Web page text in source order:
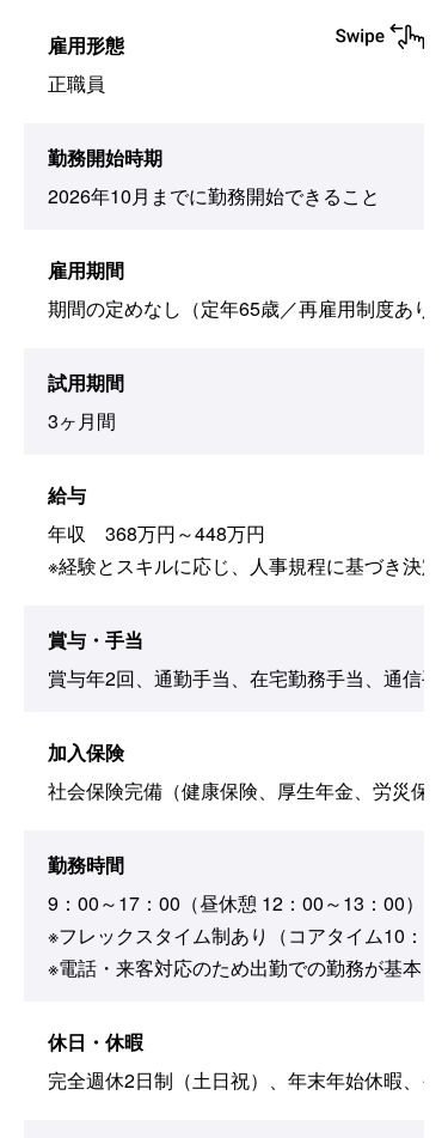
雇用形態
正職員
勤務開始時期
2026年10月までに勤務開始できること
雇用期間
期間の定めなし（定年65歳／再雇用制度あり）
試用期間
3ヶ月間
給与
年収 368万円～448万円
※経験とスキルに応じ、人事規程に基づき決定
賞与・手当
賞与年2回、通勤手当、在宅勤務手当、通信
加入保険
社会保険完備（健康保険、厚生年金、労災保
勤務時間
9：00～17：00（昼休憩 12：00～13：00）
※フレックスタイム制あり（コアタイム10：
※電話・来客対応のため出勤での勤務が基本と
休日・休暇
完全週休2日制（土日祝）、年末年始休暇、